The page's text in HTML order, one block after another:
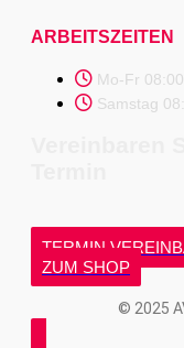
ARBEITSZEITEN
Mo-Fr
TERMIN
ZUM SHOP
© 2025